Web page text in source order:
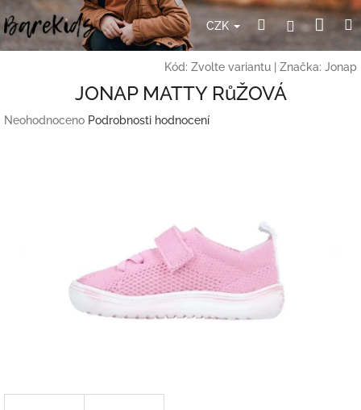
Přejít
na
obsah
CZK HledatPřihlášení
Kód: Zvolte variantu Značka: Jonap
JONAP MATTY RůŽOVÁ
Průměrné
Neohodnoceno Podrobnosti hodnocení